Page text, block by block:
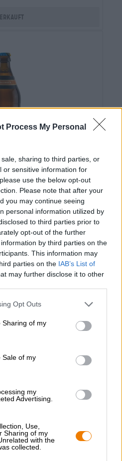
Process My Personal
sharing to third parties, or
or sensitive information for
use the below opt-out
Please note that after your
you may continue seeing
personal information utilized by
to third parties prior to
opt-out of the further
by third parties on the
This information may
parties on the IAB’s List of
may further disclose it to other
Opt Outs
Sharing of my
Sale of my
my
Advertising.
Use,
Sharing of my
with the
collected.
100% (1)
Flasche - € 5,00 / LTR